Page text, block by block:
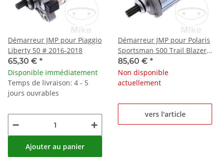
Démarreur JMP pour Piaggio
Liberty 50 # 2016-2018
65,30 € *
Disponible immédiatement
Temps de livraison: 4 - 5
jours ouvrables
Ajouter au panier
Démarreur JMP pour Polaris
Sportsman 500 Trail Blazer
Trail Boss 330
85,60 € *
Non disponible
actuellement
vers l'article